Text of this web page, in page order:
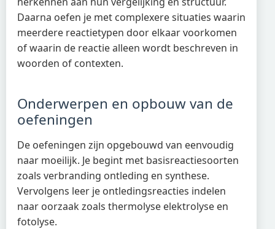
Daarna oefen je met complexere situaties waarin
meerdere reactietypen door elkaar voorkomen
of waarin de reactie alleen wordt beschreven in
woorden of contexten.
Onderwerpen en opbouw van de
oefeningen
De oefeningen zijn opgebouwd van eenvoudig
naar moeilijk. Je begint met basisreactiesoorten
zoals verbranding ontleding en synthese.
Vervolgens leer je ontledingsreacties indelen
naar oorzaak zoals thermolyse elektrolyse en
fotolyse.